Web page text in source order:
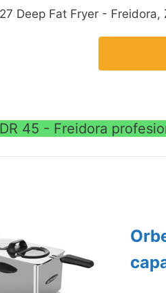
Deep Fat Fryer -
45 - Freidora